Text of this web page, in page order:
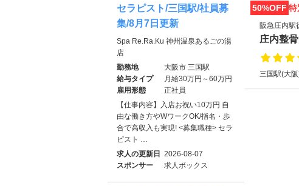
50%OFF 特
阪急庄内
庄内整
三国駅(大
セラピスト/三国駅/社員募
集/8月7日更新
Spa Re.Ra.Ku 神州温泉あるごの湯
店
勤務地
大阪市 三国駅
給与タイプ
月給30万円～60万円
雇用形態
正社員
【仕事内容】入店お祝い10万円 自
由な働き方やWワークOK/指名・歩
合で高収入も実現! <募集職種> セラ
ピスト …
求人の更新日 2026-08-07
スポンサー
求人ボックス